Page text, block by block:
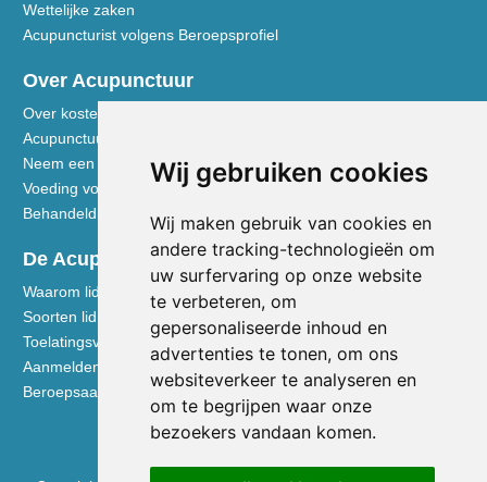
Wij gebruiken cookies
Wij maken gebruik van cookies en
andere tracking-technologieën om
uw surfervaring op onze website
te verbeteren, om
gepersonaliseerde inhoud en
advertenties te tonen, om ons
websiteverkeer te analyseren en
om te begrijpen waar onze
bezoekers vandaan komen.
Wettelijke zaken
Acupuncturist volgens Beroepsprofiel
Over Acupunctuur
Over kosten en vergoedingen
Acupunctuur toegelicht
Neem een kijkje in de praktijk
Voeding volgens de Vijf Elementen
Behandeldisciplines - TCG
De Acupuncturist
Waarom lid worden van de NVA
Soorten lidmaatschap NVA
Toelatingsvoorwaarden
Aanmelden voor lidmaatschap
Beroepsaansprakelijkheidsverzekering